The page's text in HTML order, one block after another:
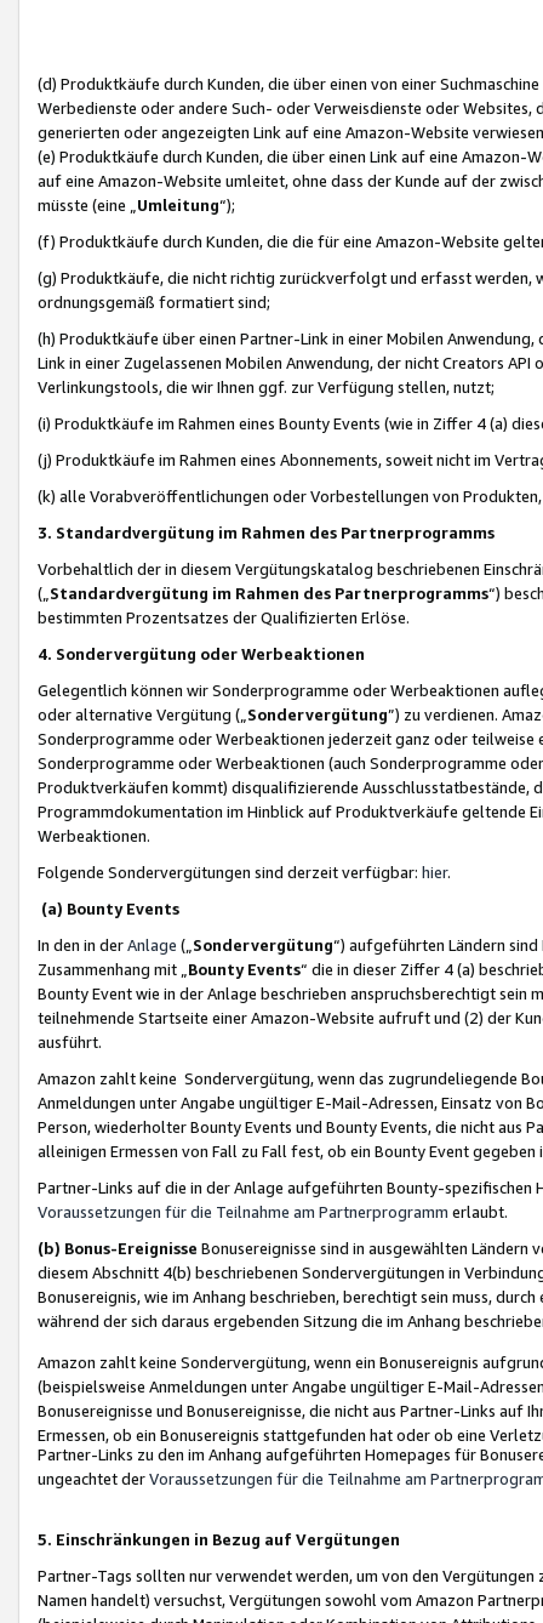
(d) Produktkäufe durch Kunden, die über einen von einer
Werbedienste oder andere Such- oder Verweisdienste oder Websites,
generierten oder angezeigten Link auf eine Amazon-Website
(e) Produktkäufe durch Kunden, die über einen Link auf eine
auf eine Amazon-Website umleitet, ohne dass der Kunde auf der
müsste (eine „ Umleitung“);
(f) Produktkäufe durch Kunden, die die für eine Amazon-Website
(g) Produktkäufe, die nicht richtig zurückverfolgt und erfasst werden,
ordnungsgemäß formatiert sind;
(h) Produktkäufe über einen Partner-Link in einer Mobilen
Link in einer Zugelassenen Mobilen Anwendung, der nicht Creators
Verlinkungstools, die wir Ihnen ggf. zur Verfügung stellen, nutzt;
(i) Produktkäufe im Rahmen eines Bounty Events (wie in Ziffer 4 (a)
(j) Produktkäufe im Rahmen eines Abonnements, soweit nicht im
(k) alle Vorabveröffentlichungen oder Vorbestellungen von
3. Standardvergütung im Rahmen des Partnerprogramms
Vorbehaltlich der in diesem Vergütungskatalog beschriebenen
(„ Standardvergütung im Rahmen des Partnerprogramms“)
bestimmten Prozentsatzes der Qualifizierten Erlöse.
4. Sondervergütung oder Werbeaktionen
Gelegentlich können wir Sonderprogramme oder Werbeaktionen
oder alternative Vergütung („ Sondervergütung”) zu verdienen.
Sonderprogramme oder Werbeaktionen jederzeit ganz oder
Sonderprogramme oder Werbeaktionen (auch Sonderprogramme
Produktverkäufen kommt) disqualifizierende Ausschlusstatbestände,
Programmdokumentation im Hinblick auf Produktverkäufe geltende
Werbeaktionen.
Folgende Sondervergütungen sind derzeit verfügbar: hier.
(a) Bounty Events
In den in derAnlage („ Sondervergütung“) aufgeführten Ländern
Zusammenhang mit „ Bounty Events“ die in dieser Ziffer 4 (a)
Bounty Event wie in der Anlage beschrieben anspruchsberechtigt sein
teilnehmende Startseite einer Amazon-Website aufruft und (2) der
ausführt.
Amazon zahlt keine Sondervergütung, wenn das zugrundeliegende
Anmeldungen unter Angabe ungültiger E-Mail-Adressen, Einsatz von
Person, wiederholter Bounty Events und Bounty Events, die nicht
alleinigen Ermessen von Fall zu Fall fest, ob ein Bounty Event
Partner-Links auf die in der Anlage aufgeführten Bounty-spezifischen
Voraussetzungen für die Teilnahme am Partnerprogramm erlaubt.
(b) Bonus-Ereignisse Bonusereignisse sind in ausgewählten Ländern
diesem Abschnitt 4(b) beschriebenen Sondervergütungen in
Bonusereignis, wie im Anhang beschrieben, berechtigt sein muss,
während der sich daraus ergebenden Sitzung die im Anhang
Amazon zahlt keine Sondervergütung, wenn ein Bonusereignis
(beispielsweise Anmeldungen unter Angabe ungültiger E-Mail-
Bonusereignisse und Bonusereignisse, die nicht aus Partner-Links auf
Ermessen, ob ein Bonusereignis stattgefunden hat oder ob eine
Partner-Links zu den im Anhang aufgeführten Homepages für
ungeachtet derVoraussetzungen für die Teilnahme am
5. Einschränkungen in Bezug auf Vergütungen
Partner-Tags sollten nur verwendet werden, um von den
Namen handelt) versuchst, Vergütungen sowohl vom Amazon